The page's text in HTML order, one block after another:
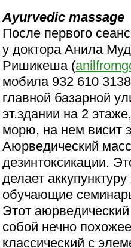
Ayurvedic massage
После первого
у доктора Анила
Ришикеша (
мобила 932 610
главной базарной
эт.здании на 2
морю, на нем висит
Аюрведический
дезинтоксикации.
делает
обучающие
Этот
собой нечно
классический с